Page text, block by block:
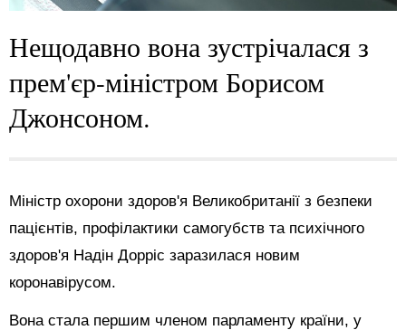
Нещодавно вона зустрічалася з
прем'єр-міністром Борисом
Джонсоном.
Міністр охорони здоров'я Великобританії з безпеки
пацієнтів, профілактики самогубств та психічного
здоров'я Надін Дорріс заразилася новим
коронавірусом.
Вона стала першим членом парламенту країни, у